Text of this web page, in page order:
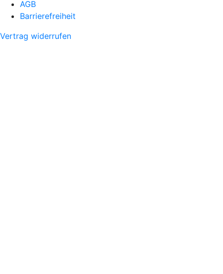
AGB
Barrierefreiheit
Vertrag widerrufen